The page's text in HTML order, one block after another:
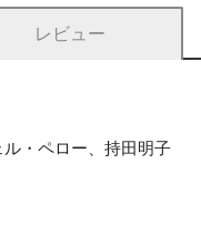
レビュー
・ペロー、持田明子